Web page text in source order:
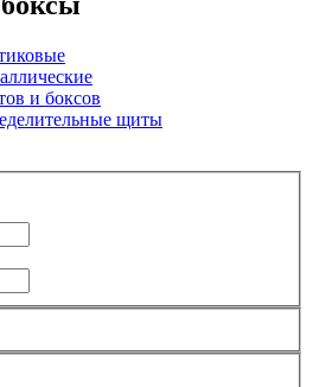
и боксов
щиты